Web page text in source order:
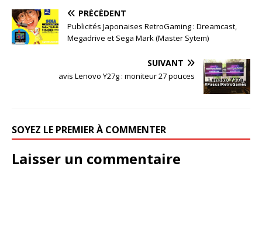
PRÉCÉDENT
Publicités Japonaises RetroGaming : Dreamcast,
Megadrive et Sega Mark (Master Sytem)
SUIVANT
avis Lenovo Y27g : moniteur 27 pouces
SOYEZ LE PREMIER À COMMENTER
Laisser un commentaire